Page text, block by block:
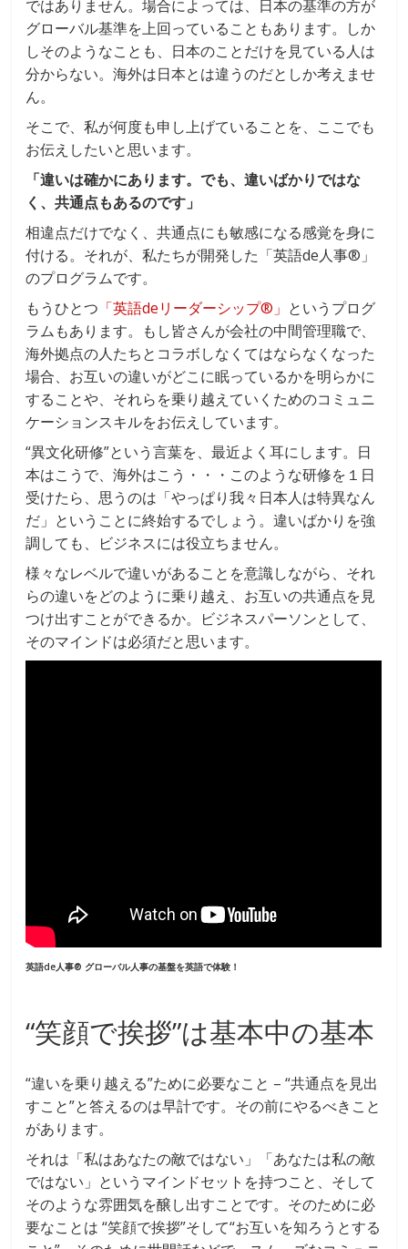
ではありません。場合によっては、日本の基準の方が
グローバル基準を上回っていることもあります。しか
しそのようなことも、日本のことだけを見ている人は
分からない。海外は日本とは違うのだとしか考えませ
ん。
そこで、私が何度も申し上げていることを、ここでも
お伝えしたいと思います。
「違いは確かにあります。でも、違いばかりではな
く、共通点もあるのです」
相違点だけでなく、共通点にも敏感になる感覚を身に
付ける。それが、私たちが開発した「英語de人事®」
のプログラムです。
もうひとつ 「英語deリーダーシップ®」 というプログ
ラムもあります。もし皆さんが会社の中間管理職で、
海外拠点の人たちとコラボしなくてはならなくなった
場合、お互いの違いがどこに眠っているかを明らかに
することや、それらを乗り越えていくためのコミュニ
ケーションスキルをお伝えしています。
“異文化研修”という言葉を、最近よく耳にします。日
本はこうで、海外はこう・・・このような研修を１日
受けたら、思うのは「やっぱり我々日本人は特異なん
だ」ということに終始するでしょう。違いばかりを強
調しても、ビジネスには役立ちません。
様々なレベルで違いがあることを意識しながら、それ
らの違いをどのように乗り越え、お互いの共通点を見
つけ出すことができるか。ビジネスパーソンとして、
そのマインドは必須だと思います。
英語de人事® グローバル人事の基盤を英語で体験！
“笑顔で挨拶”は基本中の基本
“違いを乗り越える”ために必要なこと – “共通点を見出
すこと”と答えるのは早計です。その前にやるべきこと
があります。
それは「私はあなたの敵ではない」「あなたは私の敵
ではない」というマインドセットを持つこと、そして
そのような雰囲気を醸し出すことです。そのために必
要なことは “笑顔で挨拶”そして“お互いを知ろうとする